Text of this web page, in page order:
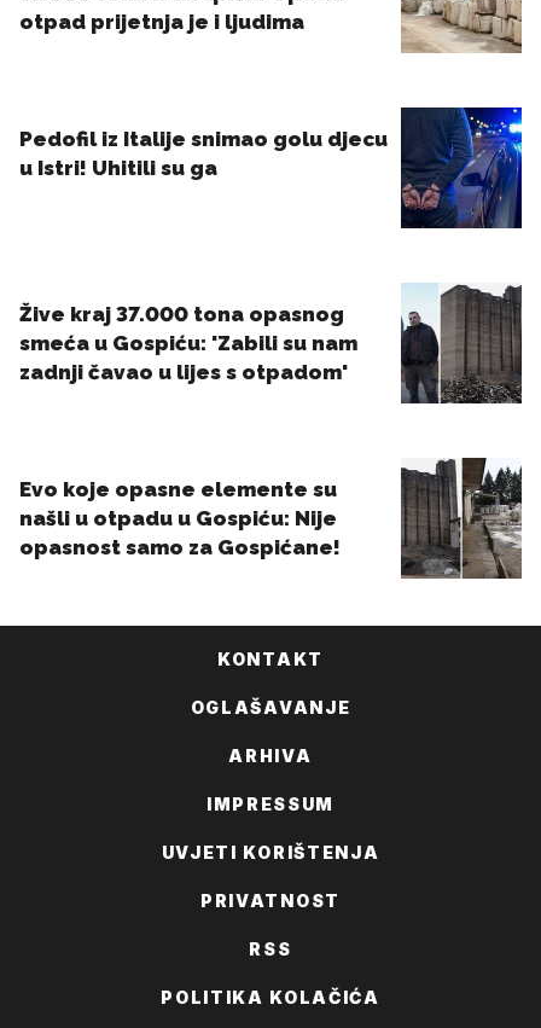
KONTAKT
OGLAŠAVANJE
ARHIVA
IMPRESSUM
UVJETI KORIŠTENJA
PRIVATNOST
RSS
POLITIKA KOLAČIĆA